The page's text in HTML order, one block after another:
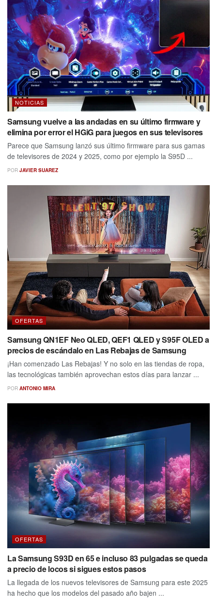
NOTICIAS
Samsung vuelve a las andadas en su último firmware y
elimina por error el HGiG para juegos en sus televisores
Parece que Samsung lanzó sus último firmware para sus gamas
de televisores de 2024 y 2025, como por ejemplo la S95D ...
POR JAVIER SUAREZ
OFERTAS
Samsung QN1EF Neo QLED, QEF1 QLED y S95F OLED a
precios de escándalo en Las Rebajas de Samsung
¡Han comenzado Las Rebajas! Y no solo en las tiendas de ropa,
las tecnológicas también aprovechan estos días para lanzar ...
POR ANTONIO MIRA
OFERTAS
La Samsung S93D en 65 e incluso 83 pulgadas se queda
a precio de locos si sigues estos pasos
La llegada de los nuevos televisores de Samsung para este 2025
ha hecho que los modelos del pasado año bajen ...